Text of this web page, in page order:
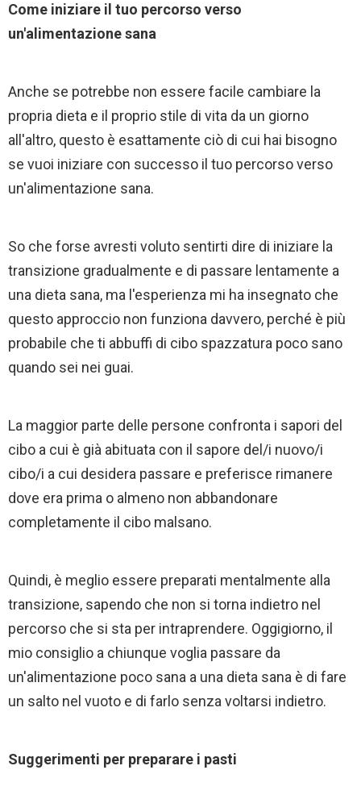
Come iniziare il tuo percorso verso
un'alimentazione sana
Anche se potrebbe non essere facile cambiare la
propria dieta e il proprio stile di vita da un giorno
all'altro, questo è esattamente ciò di cui hai bisogno
se vuoi iniziare con successo il tuo percorso verso
un'alimentazione sana.
So che forse avresti voluto sentirti dire di iniziare la
transizione gradualmente e di passare lentamente a
una dieta sana, ma l'esperienza mi ha insegnato che
questo approccio non funziona davvero, perché è più
probabile che ti abbuffi di cibo spazzatura poco sano
quando sei nei guai.
La maggior parte delle persone confronta i sapori del
cibo a cui è già abituata con il sapore del/i nuovo/i
cibo/i a cui desidera passare e preferisce rimanere
dove era prima o almeno non abbandonare
completamente il cibo malsano.
Quindi, è meglio essere preparati mentalmente alla
transizione, sapendo che non si torna indietro nel
percorso che si sta per intraprendere. Oggigiorno, il
mio consiglio a chiunque voglia passare da
un'alimentazione poco sana a una dieta sana è di fare
un salto nel vuoto e di farlo senza voltarsi indietro.
Suggerimenti per preparare i pasti